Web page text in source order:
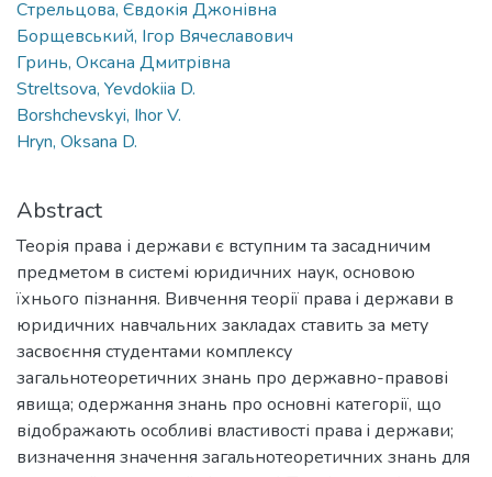
Стрельцова, Євдокія Джонівна
Борщевський, Ігор Вячеславович
Гринь, Оксана Дмитрівна
Streltsova, Yevdokiia D.
Borshchevskyi, Ihor V.
Hryn, Oksana D.
Abstract
Теорія права і держави є вступним та засадничим
предметом в системі юридичних наук, основою
їхнього пізнання. Вивчення теорії права i держави в
юридичних навчальних закладах ставить за мету
засвоєння студентами комплексу
загальнотеоретичних знань про державно-правові
явища; одержання знань про основні категорії, що
відображають особливі властивості права i держави;
визначення значення загальнотеоретичних знань для